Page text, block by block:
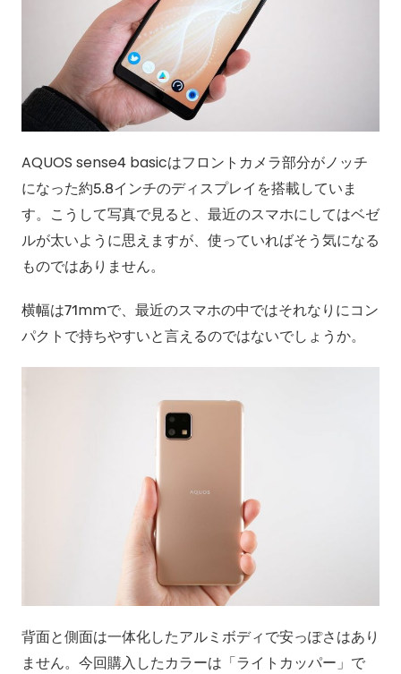
AQUOS sense4 basicはフロントカメラ部分がノッチ
になった約5.8インチのディスプレイを搭載していま
す。こうして写真で見ると、最近のスマホにしてはベゼ
ルが太いように思えますが、使っていればそう気になる
ものではありません。
横幅は71mmで、最近のスマホの中ではそれなりにコン
パクトで持ちやすいと言えるのではないでしょうか。
背面と側面は一体化したアルミボディで安っぽさはあり
ません。今回購入したカラーは「ライトカッパー」で